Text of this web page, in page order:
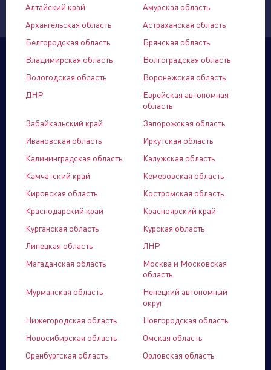
Управляющая компания
Торговые
компании
Производственный
Сервисные
активы
Алтайский край
Амурская область
Архангельская область
Астраханская область
Белгородская область
Брянская область
Владимирская область
Волгоградская область
Вологодская область
Воронежская область
ДНР
Еврейская автономная
область
Забайкальский край
Запорожская область
Ивановская область
Иркутская область
Калининградская область
Калужская область
Камчатский край
Кемеровская область
Кировская область
Костромская область
Краснодарский край
Красноярский край
Курганская область
Курская область
Липецкая область
ЛНР
Магаданская область
Москва и Московская
область
Мурманская область
Ненецкий автономный
округ
Нижегородская область
Новгородская область
Новосибирская область
Омская область
Оренбургская область
Орловская область